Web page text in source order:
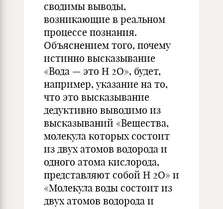
сводимы выводы,
возникающие в реальном
процессе познания.
Объяснением того, почему
истинно высказывание
«Вода — это Н 2О», будет,
например, указание на то,
что это высказывание
дедуктивно выводимо из
высказываний «Вещества,
молекула которых состоит
из двух атомов водорода и
одного атома кислорода,
представляют собой Н 2О» и
«Молекула воды состоит из
двух атомов водорода и